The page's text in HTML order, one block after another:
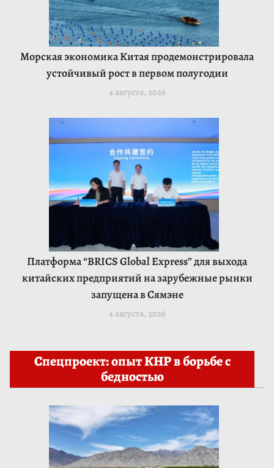
Морская экономика Китая продемонстрировала
устойчивый рост в первом полугодии
4 августа, 2026
Платформа “BRICS Global Express” для выхода
китайских предприятий на зарубежные рынки
запущена в Сямэне
4 августа, 2026
Спецпроект: опыт КНР в борьбе с
бедностью